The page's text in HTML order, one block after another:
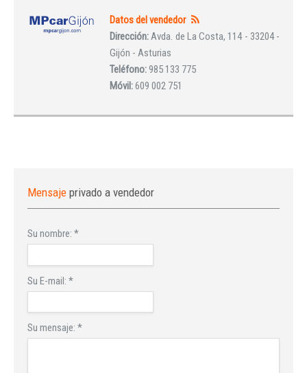
Datos del vendedor
Dirección:Avda. de La Costa, 114 - 33204 -
Gijón - Asturias
Teléfono:985 133 775
Móvil:609 002 751
Mensaje privado a vendedor
Su nombre: *
Su E-mail: *
Su mensaje: *